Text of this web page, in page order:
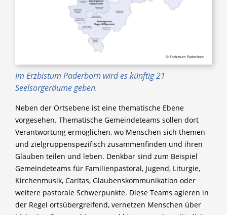
© Erzbistum Paderborn
Im Erzbistum Paderborn wird es künftig 21
Seelsorgeräume geben.
Neben der Ortsebene ist eine thematische Ebene
vorgesehen. Thematische Gemeindeteams sollen dort
Verantwortung ermöglichen, wo Menschen sich themen-
und zielgruppenspezifisch zusammenfinden und ihren
Glauben teilen und leben. Denkbar sind zum Beispiel
Gemeindeteams für Familienpastoral, Jugend, Liturgie,
Kirchenmusik, Caritas, Glaubenskommunikation oder
weitere pastorale Schwerpunkte. Diese Teams agieren in
der Regel ortsübergreifend, vernetzen Menschen über